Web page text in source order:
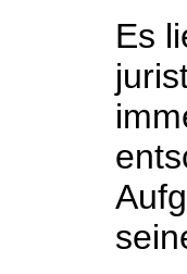
Es